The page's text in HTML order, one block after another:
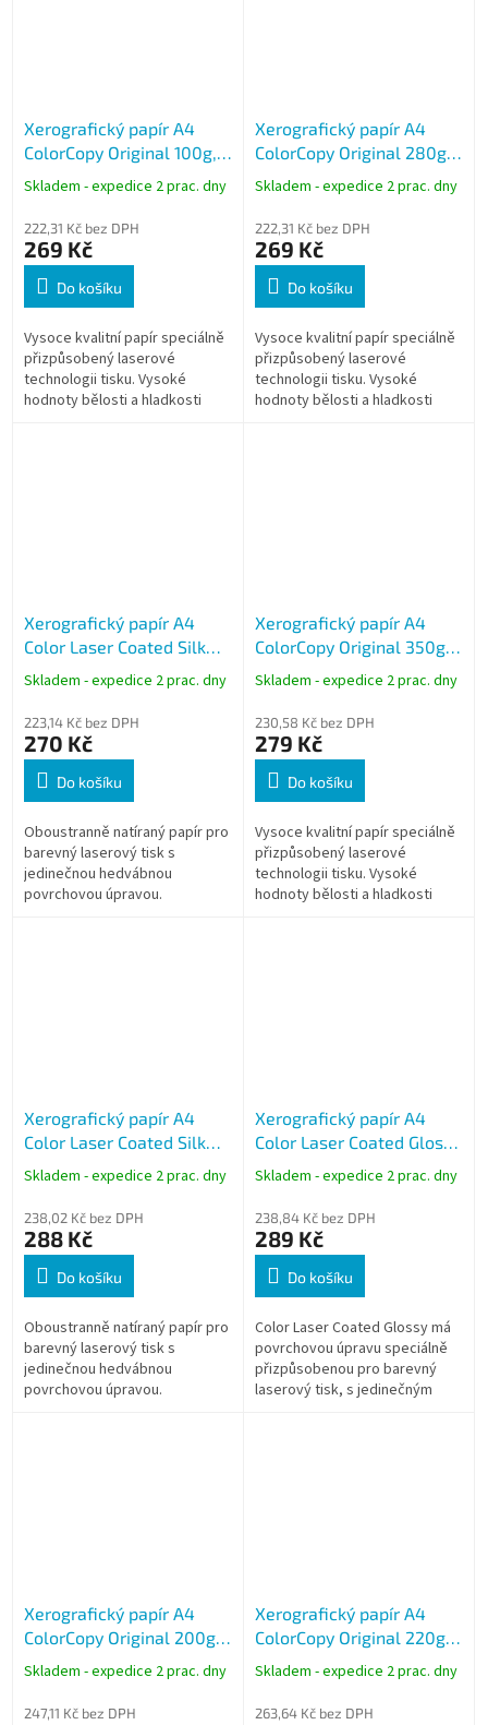
Xerografický papír A4
ColorCopy Original 100g,
500 listů
Skladem - expedice 2 prac. dny
222,31 Kč bez DPH
269 Kč
Do košíku
Vysoce kvalitní papír speciálně
přizpůsobený laserové
technologii tisku. Vysoké
hodnoty bělosti a hladkosti
Xerografický papír A4
ColorCopy Original 280g,
150 listů
Skladem - expedice 2 prac. dny
222,31 Kč bez DPH
269 Kč
Do košíku
Vysoce kvalitní papír speciálně
přizpůsobený laserové
technologii tisku. Vysoké
hodnoty bělosti a hladkosti
Xerografický papír A4
Color Laser Coated Silk
250g, 125 listů, matný
Skladem - expedice 2 prac. dny
223,14 Kč bez DPH
270 Kč
Do košíku
Oboustranně natíraný papír pro
barevný laserový tisk s
jedinečnou hedvábnou
povrchovou úpravou.
Xerografický papír A4
ColorCopy Original 350g,
125 listů
Skladem - expedice 2 prac. dny
230,58 Kč bez DPH
279 Kč
Do košíku
Vysoce kvalitní papír speciálně
přizpůsobený laserové
technologii tisku. Vysoké
hodnoty bělosti a hladkosti
Xerografický papír A4
Color Laser Coated Silk
135g, 250 listů, matný
Skladem - expedice 2 prac. dny
238,02 Kč bez DPH
288 Kč
Do košíku
Oboustranně natíraný papír pro
barevný laserový tisk s
jedinečnou hedvábnou
povrchovou úpravou.
Xerografický papír A4
Color Laser Coated Glossy
135g, 250 listů, lesklý
Skladem - expedice 2 prac. dny
238,84 Kč bez DPH
289 Kč
Do košíku
Color Laser Coated Glossy má
povrchovou úpravu speciálně
přizpůsobenou pro barevný
laserový tisk, s jedinečným
Xerografický papír A4
ColorCopy Original 200g,
250 listů
Skladem - expedice 2 prac. dny
247,11 Kč bez DPH
Xerografický papír A4
ColorCopy Original 220g,
250 listů
Skladem - expedice 2 prac. dny
263,64 Kč bez DPH